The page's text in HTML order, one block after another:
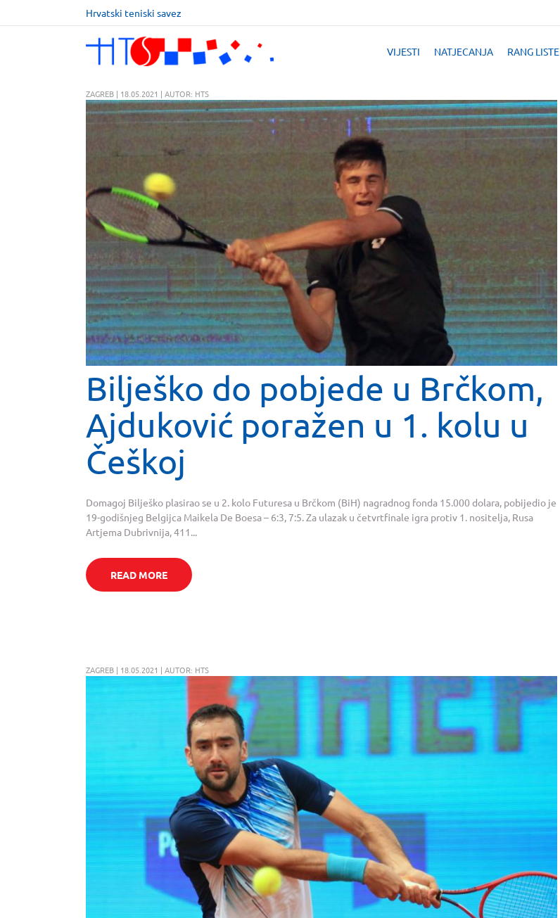
Hrvatski teniski savez
VIJESTI NATJECANJA RANG LISTE
ZAGREB | 18.05.2021 | AUTOR: HTS
Bilješko do pobjede u Brčkom,
Ajduković poražen u 1. kolu u
Češkoj
Domagoj Bilješko plasirao se u 2. kolo Futuresa u Brčkom (BiH) nagradnog fonda 15.000 dolara, pobijedio je
19-godišnjeg Belgijca Maikela De Boesa – 6:3, 7:5. Za ulazak u četvrtfinale igra protiv 1. nositelja, Rusa
Artjema Dubrivnija, 411...
READ MORE
ZAGREB | 18.05.2021 | AUTOR: HTS